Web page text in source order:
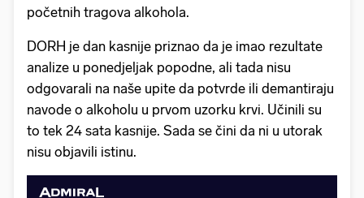
početnih tragova alkohola.
DORH je dan kasnije priznao da je imao rezultate
analize u ponedjeljak popodne, ali tada nisu
odgovarali na naše upite da potvrde ili demantiraju
navode o alkoholu u prvom uzorku krvi. Učinili su
to tek 24 sata kasnije. Sada se čini da ni u utorak
nisu objavili istinu.